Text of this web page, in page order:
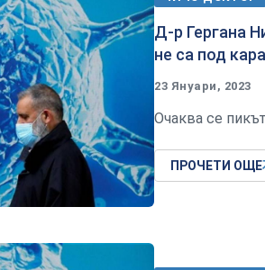
Д-р Гергана
не са под
23 Януари, 2023
Очаква се
ПРОЧЕТИ ОЩЕ